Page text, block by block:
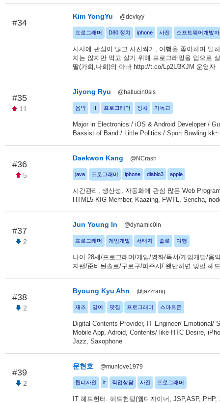
#34
Kim YongYu @devkyy
프로그래머 D80 정치 iphone 사진 소프트웨어개발자
시사에 관심이 많고 사진찍기, 여행을 좋아하며 일
지는 않지만 먹고 살기 위해 프로그래밍을 업으로
딸(가희,나희)의 아빠 http://t.co/Lp2U3KJM 운영자
#35
11
Jiyong Ryu @hallucin0sis
음악 IT 프로그래머 정치 기독교
Major in Electronics / iOS & Android Developer /
Bassist of Band / Little Politics / Sport Bowling kk~
#36
5
Daekwon Kang @NCrash
java 프로그래머 iphone diablo3 apple
시간관리, 생산성, 자동화에 관심 많은 Web
HTML5 KIG Member, Kaazing, FWTL, Sencha,
#37
2
Jun Young In @dynamic0in
프로그래머 게임개발 서태지 솔로 여행
나이 28세/프로그래머/게임/영화/독서/게임개발/음
지팬/준비된솔로/구로구/파주시/ 왠만하면 맞팔 해
#38
2
Byoung Kyu Ahn @jazzrang
재즈 영어 맛집 프로그래머 스마트폰
Digital Contents Provider, IT Engineer/ Emotional/
Mobile App, Adroid, Contents/ like HTC Desire,
Jazz, Saxophone
#39
2
문현호 @munlove1979
웹디자인 it 직업상담 사진 프로그래머
IT 헤드헌터. 헤드헌팅(웹디자이너, JSP,ASP, PHP,